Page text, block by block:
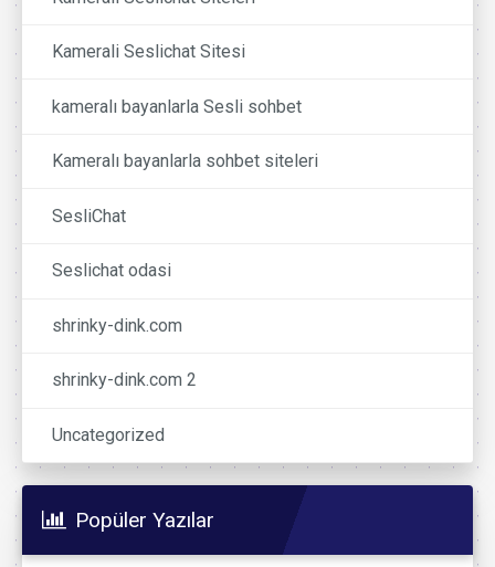
Kamerali Seslichat Sitesi
kameralı bayanlarla Sesli sohbet
Kameralı bayanlarla sohbet siteleri
SesliChat
Seslichat odasi
shrinky-dink.com
shrinky-dink.com 2
Uncategorized
Popüler Yazılar